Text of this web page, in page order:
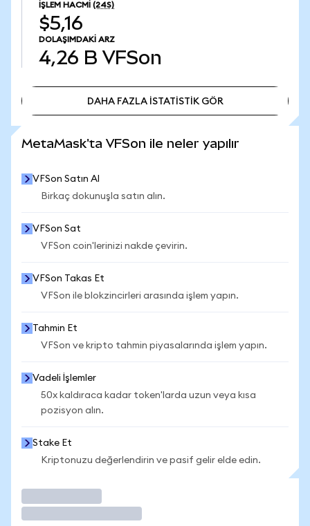
İŞLEM HACMI (24S)
$5,16
DOLAŞIMDAKI ARZ
4,26 B VFSon
DAHA FAZLA İSTATİSTİK GÖR
MetaMask'ta VFSon ile neler yapılır
VFSon Satın Al
Birkaç dokunuşla satın alın.
VFSon Sat
VFSon coin'lerinizi nakde çevirin.
VFSon Takas Et
VFSon ile blokzincirleri arasında işlem yapın.
Tahmin Et
VFSon ve kripto tahmin piyasalarında işlem yapın.
Vadeli İşlemler
50x kaldıraca kadar token'larda uzun veya kısa
pozisyon alın.
Stake Et
Kriptonuzu değerlendirin ve pasif gelir elde edin.